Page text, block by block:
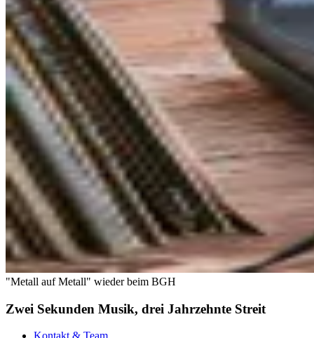
"Metall auf Metall" wieder beim BGH
Zwei Sekunden Musik, drei Jahrzehnte Streit